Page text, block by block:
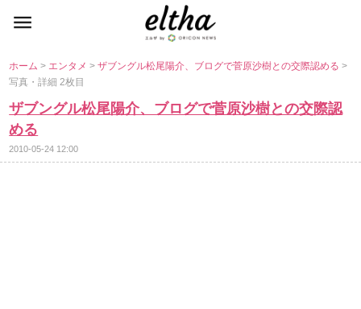
ホーム> エンタメ>ザブングル松尾陽介、ブログで菅原沙樹との交際認める>
写真・詳細 2枚目
ザブングル松尾陽介、ブログで菅原沙樹との交際認
める
2010-05-24 12:00